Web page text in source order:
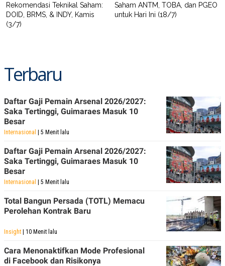
Rekomendasi Teknikal Saham:
DOID, BRMS, & INDY, Kamis
(3/7)
Saham ANTM, TOBA, dan PGEO
untuk Hari Ini (18/7)
Terbaru
Daftar Gaji Pemain Arsenal 2026/2027:
Saka Tertinggi, Guimaraes Masuk 10
Besar
Internasional | 5 Menit lalu
Daftar Gaji Pemain Arsenal 2026/2027:
Saka Tertinggi, Guimaraes Masuk 10
Besar
Internasional | 5 Menit lalu
Total Bangun Persada (TOTL) Memacu
Perolehan Kontrak Baru
Insight | 10 Menit lalu
Cara Menonaktifkan Mode Profesional
di Facebook dan Risikonya